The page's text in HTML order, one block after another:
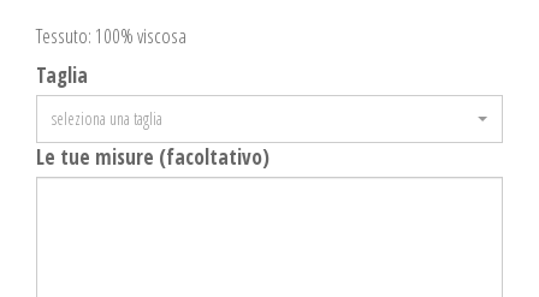
Tessuto: 100% viscosa
Taglia
seleziona una taglia
Le tue misure (facoltativo)